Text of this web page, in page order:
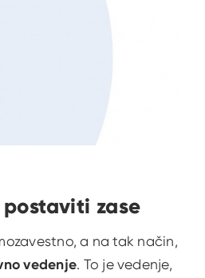
zase
a na tak način,
vedenje. To je vedenje,